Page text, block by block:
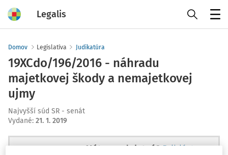
Legalis
Domov Legislatíva Judikatúra
19XCdo/196/2016 - náhradu
majetkovej škody a nemajetkovej
ujmy
Najvyšší súd SR - senát
Vydané: 21. 1. 2019
Máte predplatné? Prihláste sa